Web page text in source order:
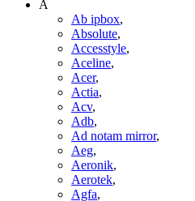
A
Ab ipbox,
Absolute,
Accesstyle,
Aceline,
Acer,
Actia,
Acv,
Adb,
Ad notam mirror,
Aeg,
Aeronik,
Aerotek,
Agfa,